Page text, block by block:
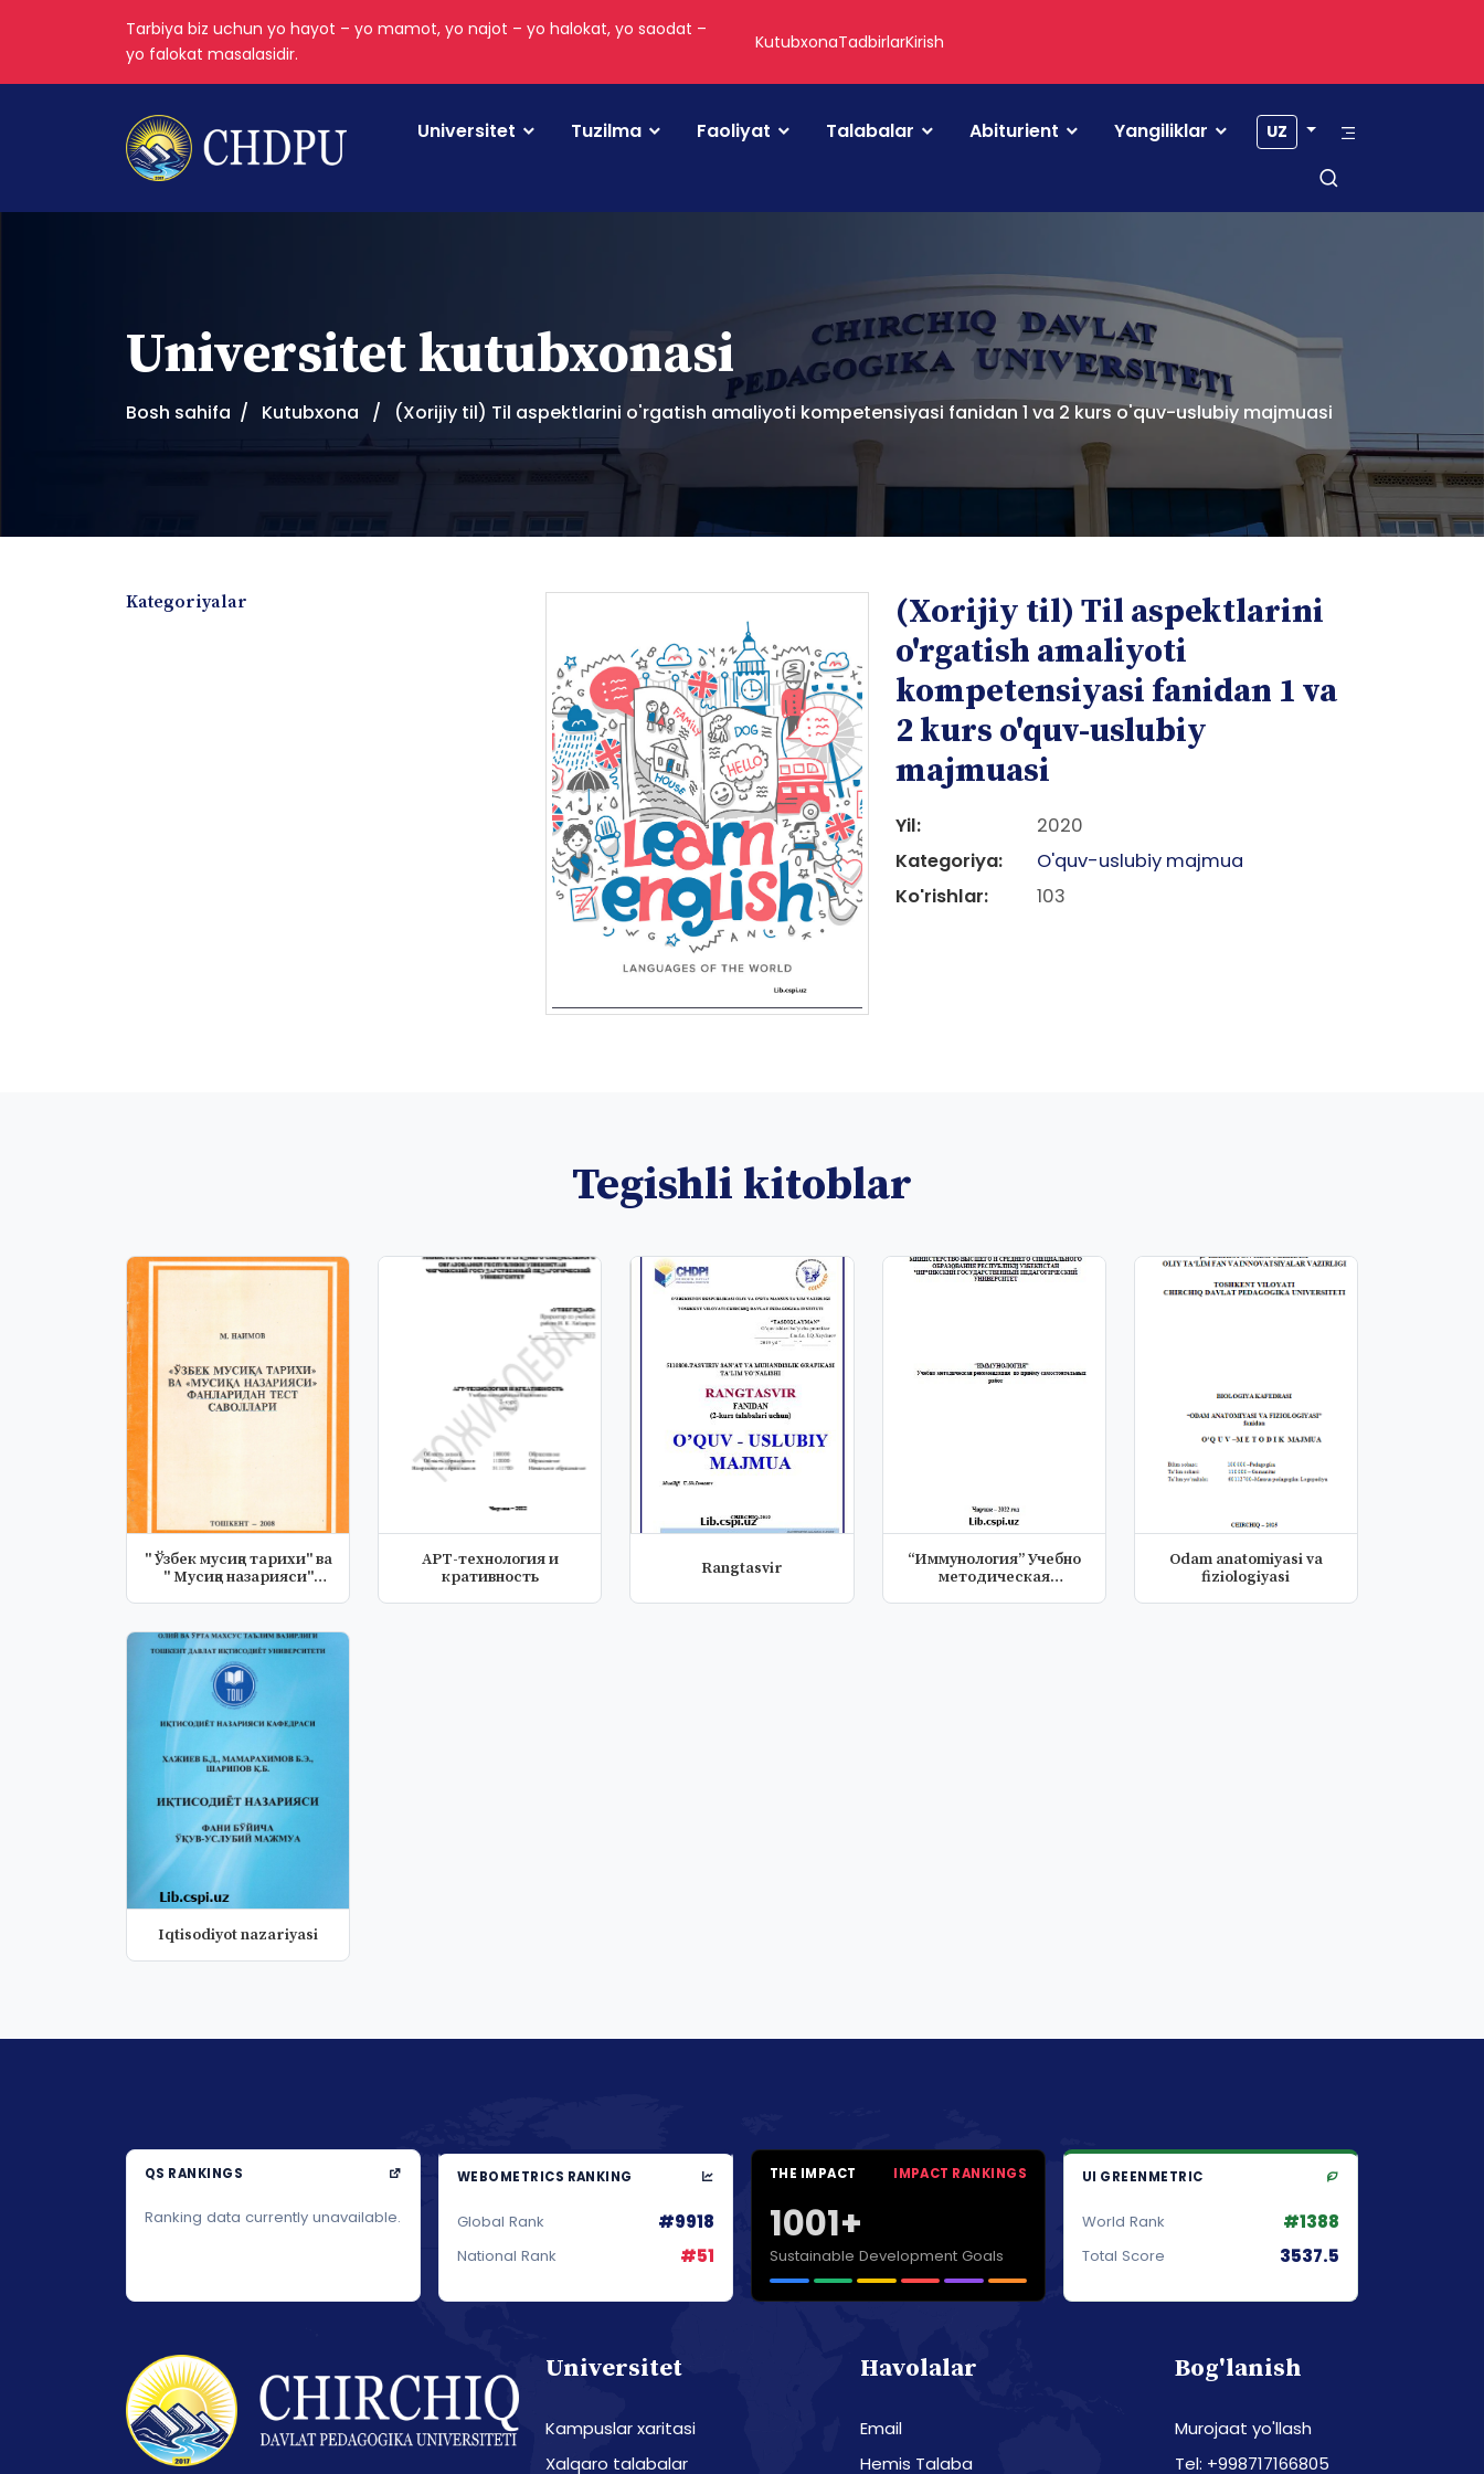
Tarbiya biz uchun yo hayot – yo mamot, yo najot – yo halokat, yo saodat –
yo falokat masalasidir.
KutubxonaTadbirlarKirish
Universitet Tuzilma Faoliyat Talabalar Abiturient Yangiliklar UZ
Universitet kutubxonasi
Bosh sahifa Kutubxona (Xorijiy til) Til aspektlarini o'rgatish amaliyoti kompetensiyasi fanidan 1 va 2 kurs o'quv-uslubiy majmuasi
Kategoriyalar
(Xorijiy til) Til aspektlarini
o'rgatish amaliyoti
kompetensiyasi fanidan 1 va
2 kurs o'quv-uslubiy
majmuasi
Yil:
2020
Kategoriya:
O'quv-uslubiy majmua
Ko'rishlar:
103
Tegishli kitoblar
" Ўзбек мусиқа тарихи" ва
" Мусиқа назарияси"
АРТ-технология и
кративность
Rangtasvir
“Иммунология” Учебно
методическая
Odam anatomiyasi va
fiziologiyasi
Iqtisodiyot nazariyasi
QS RANKINGS
Ranking data currently unavailable.
WEBOMETRICS RANKING
Global Rank #9918
National Rank #51
THE IMPACT IMPACT RANKINGS
1001+
Sustainable Development Goals
UI GREENMETRIC
World Rank #1388
Total Score 3537.5
Universitet
Kampuslar xaritasi
Xalqaro talabalar
Havolalar
Email
Hemis Talaba
Bog'lanish
Murojaat yo'llash
Tel: +998717166805